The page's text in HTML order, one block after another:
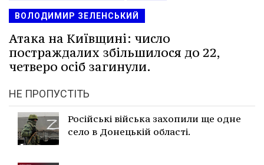
ВОЛОДИМИР ЗЕЛЕНСЬКИЙ
Атака на Київщині: число
постраждалих збільшилося до 22,
четверо осіб загинули.
НЕ ПРОПУСТІТЬ
Російські війська захопили ще одне
село в Донецькій області.